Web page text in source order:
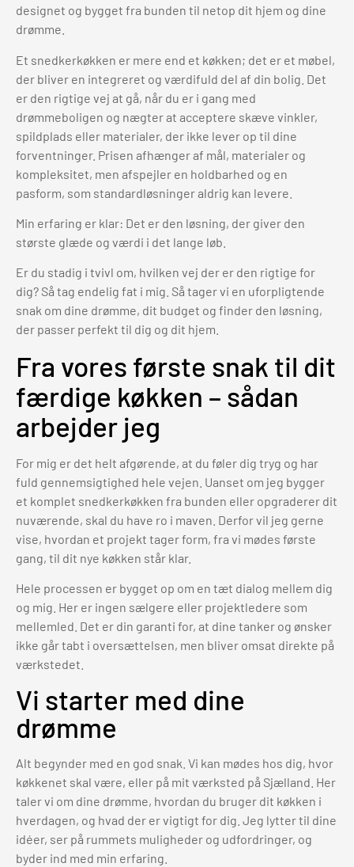
designet og bygget fra bunden til netop dit hjem og dine
drømme.
Et snedkerkøkken er mere end et køkken; det er et møbel,
der bliver en integreret og værdifuld del af din bolig. Det
er den rigtige vej at gå, når du er i gang med
drømmeboligen og nægter at acceptere skæve vinkler,
spildplads eller materialer, der ikke lever op til dine
forventninger. Prisen afhænger af mål, materialer og
kompleksitet, men afspejler en holdbarhed og en
pasform, som standardløsninger aldrig kan levere.
Min erfaring er klar: Det er den løsning, der giver den
største glæde og værdi i det lange løb.
Er du stadig i tvivl om, hvilken vej der er den rigtige for
dig? Så tag endelig fat i mig. Så tager vi en uforpligtende
snak om dine drømme, dit budget og finder den løsning,
der passer perfekt til dig og dit hjem.
Fra vores første snak til dit
færdige køkken – sådan
arbejder jeg
For mig er det helt afgørende, at du føler dig tryg og har
fuld gennemsigtighed hele vejen. Uanset om jeg bygger
et komplet snedkerkøkken fra bunden eller opgraderer dit
nuværende, skal du have ro i maven. Derfor vil jeg gerne
vise, hvordan et projekt tager form, fra vi mødes første
gang, til dit nye køkken står klar.
Hele processen er bygget op om en tæt dialog mellem dig
og mig. Her er ingen sælgere eller projektledere som
mellemled. Det er din garanti for, at dine tanker og ønsker
ikke går tabt i oversættelsen, men bliver omsat direkte på
værkstedet.
Vi starter med dine
drømme
Alt begynder med en god snak. Vi kan mødes hos dig, hvor
køkkenet skal være, eller på mit værksted på Sjælland. Her
taler vi om dine drømme, hvordan du bruger dit køkken i
hverdagen, og hvad der er vigtigt for dig. Jeg lytter til dine
idéer, ser på rummets muligheder og udfordringer, og
byder ind med min erfaring.